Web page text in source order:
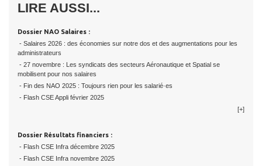
LIRE AUSSI...
Dossier NAO Salaires :
- Salaires 2026 : des économies sur notre dos et des augmentations pour les
administrateurs
- 27 novembre : Les syndicats des secteurs Aéronautique et Spatial se
mobilisent pour nos salaires
- Fin des NAO 2025 : Toujours rien pour les salarié·es
- Flash CSE Appli février 2025
[+]
Dossier Résultats financiers :
- Flash CSE Infra décembre 2025
- Flash CSE Infra novembre 2025